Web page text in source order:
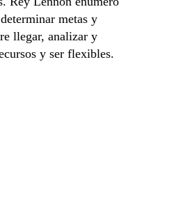
metas y
llegar, analizar y
y ser flexibles.